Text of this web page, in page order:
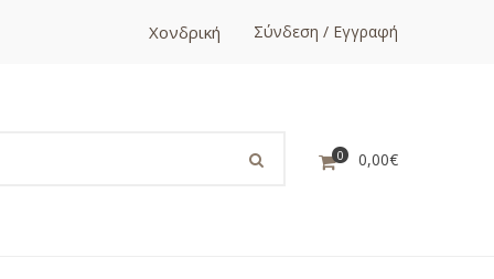
Χονδρική Σύνδεση / Εγγραφή
0 0,00€